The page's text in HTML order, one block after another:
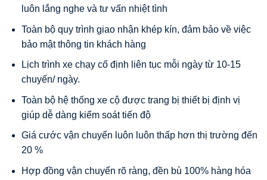
luôn lắng nghe và tư vấn nhiệt tình
Toàn bộ quy trình giao nhận khép kín, đảm bảo về việc
bảo mật thông tin khách hàng
Lịch trình xe chạy cố định liên tục mỗi ngày từ 10-15
chuyến/ ngày.
Toàn bộ hệ thống xe cộ được trang bị thiết bị định vị
giúp dễ dàng kiểm soát tiến độ
Giá cước vận chuyển luôn luôn thấp hơn thị trường đến
20 %
Hợp đồng vận chuyển rõ ràng, đền bù 100% hàng hóa